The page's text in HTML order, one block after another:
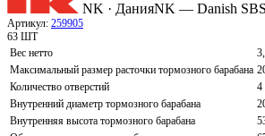
NK · ДанияNK — Danish
Артикул: 259905
63 ШТ
Вес нетто
Максимальный размер расточки тормозного барабана
Количество отверстий
4
Внутренний диаметр тормозного барабана
Внутренняя высота тормозного барабана